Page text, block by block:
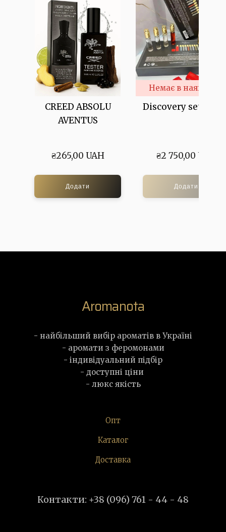
CREED ABSOLU
AVENTUS
₴265,00 UAH
Додати
Немає в наявності
Discovery set
₴2 750,00 UAH
Додати
Aromanota
- найбільший вибір ароматів в Україні
- аромати з феромонами
- індивідуальний підбір
- доступні ціни
- люкс якість
Опт
Каталог
Доставка
Контакти: +38 (096) 761 - 44 - 48